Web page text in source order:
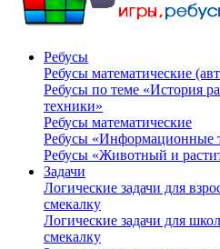
Ребусы
Ребусы математические
Ребусы по теме «История
техники»
Ребусы математические
Ребусы «Информационные
Ребусы «Животный и
Задачи
Логические задачи для
смекалку
Логические задачи для
смекалку